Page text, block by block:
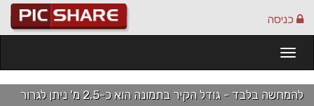
כניסה
להמחשה בלבד - גודל הקיר בתמונה הוא כ-2.5 מ' ניתן לגרור